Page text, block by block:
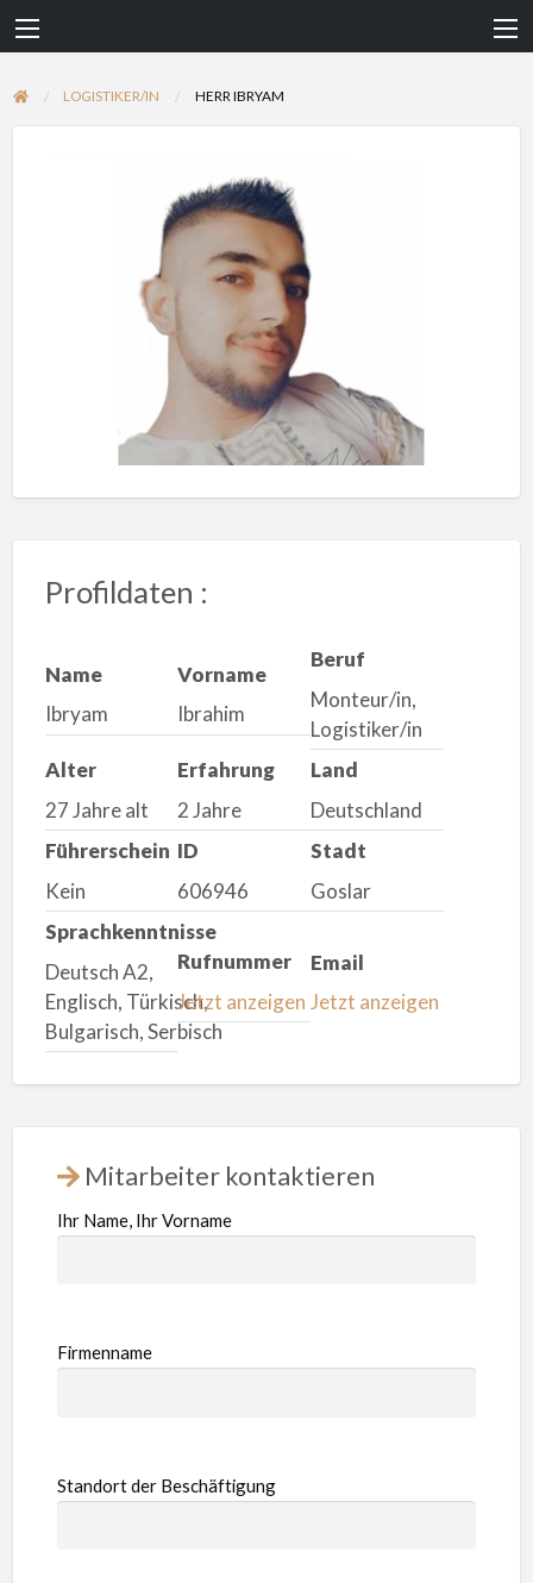
LOGISTIKER/IN HERR IBRYAM
Profildaten :
Name
Ibryam
Vorname
Ibrahim
Beruf
Monteur/in,
Logistiker/in
Alter
27 Jahre alt
Erfahrung
2 Jahre
Land
Deutschland
Führerschein
Kein
ID
606946
Stadt
Goslar
Sprachkenntnisse
Deutsch A2,
Englisch, Türkisch,
Bulgarisch, Serbisch
Rufnummer
Jetzt anzeigen
Email
Jetzt anzeigen
Mitarbeiter kontaktieren
Ihr Name, Ihr Vorname
Firmenname
Standort der Beschäftigung